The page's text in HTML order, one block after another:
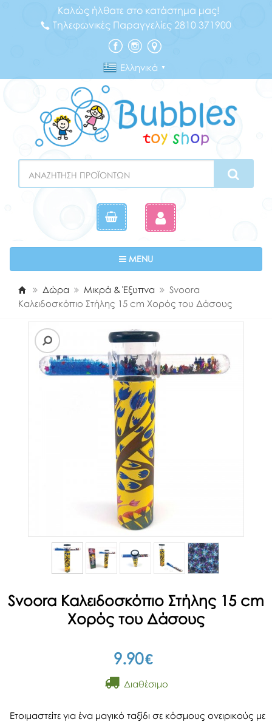
Καλώς ήλθατε στο κατάστημα μας!
Τηλεφωνικές Παραγγελίες 2810 371900
Ελληνικά ▼
MENUToggle navigation
Δώρα Μικρά & Έξυπνα
Svoora
Καλειδοσκόπιο Στήλης 15 cm Χορός του Δάσους
Svoora Καλειδοσκόπιο Στήλης 15 cm
Χορός του Δάσους
9.90€
Διαθέσιμο
Ετοιμαστείτε για ένα μαγικό ταξίδι σε κόσμους ονειρικούς με